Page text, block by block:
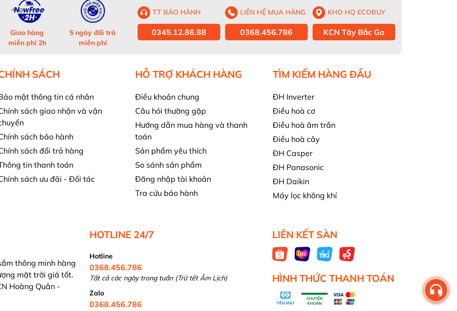
Giao hàng
miễn phí 2h
5 ngày đổi trả
miễn phí
TT BẢO HÀNH
0345.12.86.88
LIÊN HỆ MUA HÀNG
0368.456.786
KHO HQ ECOBUY
KCN Tây Bắc Ga
SÁCH
mật thông tin cá nhân
sách giao nhận và vận
sách bảo hành
sách đổi trả hàng
tin thanh toán
sách ưu đãi - Đối tác
HỖ TRỢ KHÁCH HÀNG
Điều khoản chung
Câu hỏi thường gặp
Hướng dẫn mua hàng và thanh
toán
Sản phẩm yêu thích
So sánh sản phẩm
Đăng nhập tài khoản
Tra cứu bảo hành
TÌM KIẾM HÀNG ĐẦU
ĐH Inverter
Điều hoà cơ
Điều hoà âm trần
Điều hoà cây
ĐH Casper
ĐH Panasonic
ĐH Daikin
Máy lọc không khí
thông minh hàng
mặt trời giá tốt.
Hoàng Quân -
HOTLINE 24/7
Hotline
0368.456.786
Tất cả các ngày trong tuần (Trừ tết Âm Lịch)
Zalo
0368.456.786
LIÊN KẾT SÀN
HÌNH THỨC THANH TOÁN